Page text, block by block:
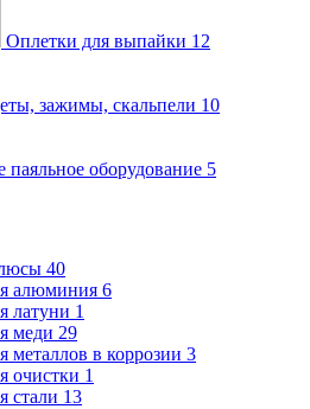
Оплетки для выпайки 12
зажимы, скальпели 10
паяльное оборудование 5
40
алюминия 6
латуни 1
меди 29
металлов в коррозии 3
очистки 1
стали 13